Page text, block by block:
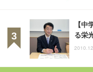
【中
る栄